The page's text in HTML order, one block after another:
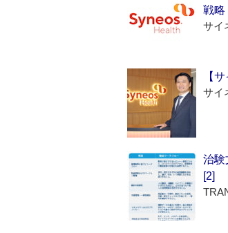
戦略
サイ
【
サイ
治験
[2]